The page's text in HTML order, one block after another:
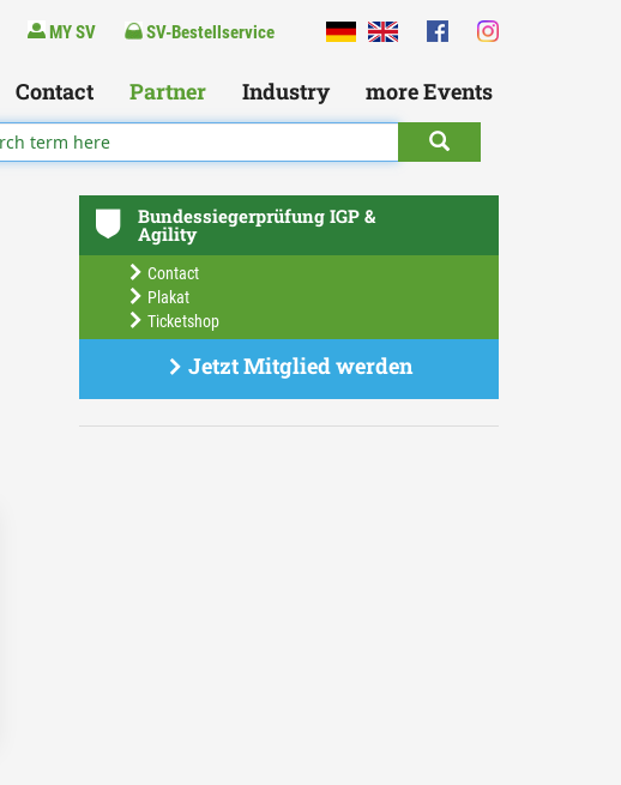
MY SV SV-Bestellservice
Contact Partner Industry more Events
Bundessiegerprüfung IGP &
Agility
Contact
Plakat
Ticketshop
Jetzt Mitglied werden